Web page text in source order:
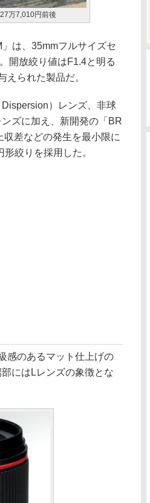
万7,010円前後
は、35mmフルサイズセ
開放絞り値はF1.4と明る
えられた製品だ。
）レンズ、非球
ズに加え、新開発の「BR
差などの発生を最小限に
絞りを採用した。
感のあるマット仕上げの
にはLレンズの象徴とな